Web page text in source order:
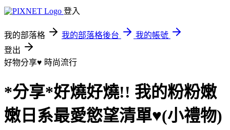
登入
我的部落格 我的部落格後台
我的帳號
登出
好物分享♥ 時尚流行
*分享*好燒好燒!! 我的粉粉嫩
嫩日系最愛慾望清單♥(小禮物)